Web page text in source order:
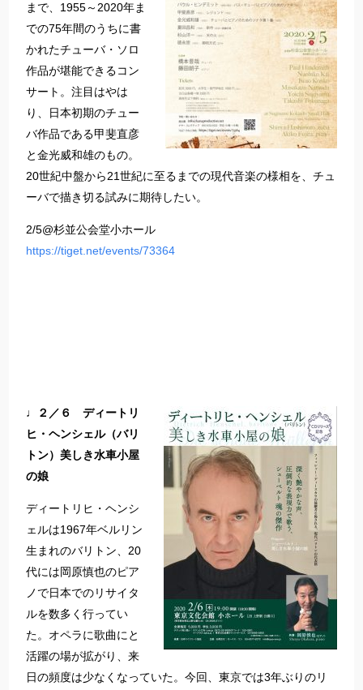
まで、1955～2020年ま
での75年間のうちに書
かれたチューバ・ソロ
作品が堪能できるコン
サート。注目はやは
り、日本初期のチュー
バ作品である甲斐直彦
と金光威和雄のもの。
20世紀中盤から21世紀に至るまでの現代音楽の様相を、チュ
ーバで描き切る試みに期待したい。
2/5@杉並公会堂小ホール
https://tiget.net/events/73364
♩２／６ ディートリ
ヒ・ヘンシェル（バリ
トン）美しき水車小屋
の娘
ディートリヒ・ヘンシ
ェルは1967年ベルリン
生まれのバリトン、20
代には岡原慎也のピア
ノで日本でのリサイタ
ルを数多く行ってい
た。オペラに歌曲にと
活躍の場が拡がり、来
日の頻度は少なくなっていた。今回、東京では3年ぶりのリ